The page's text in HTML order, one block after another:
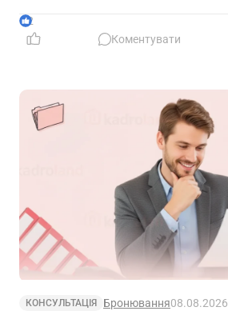
2
Коментувати
КОНСУЛЬТАЦІЯ Бронювання08.08.2026